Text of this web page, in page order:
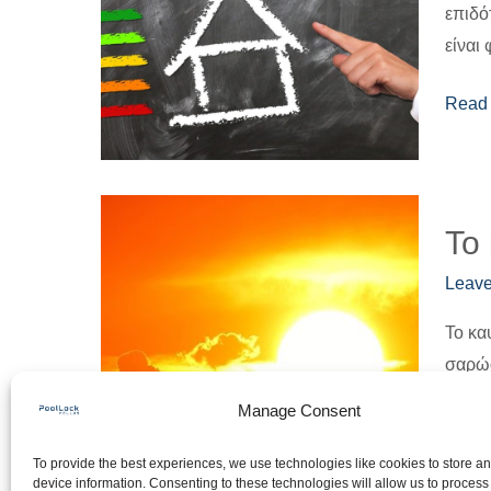
Manage Consent
To provide the best experiences, we use technologies like cookies to store
device information. Consenting to these technologies will allow us to process
Το
Το
καυτό
2024
Read